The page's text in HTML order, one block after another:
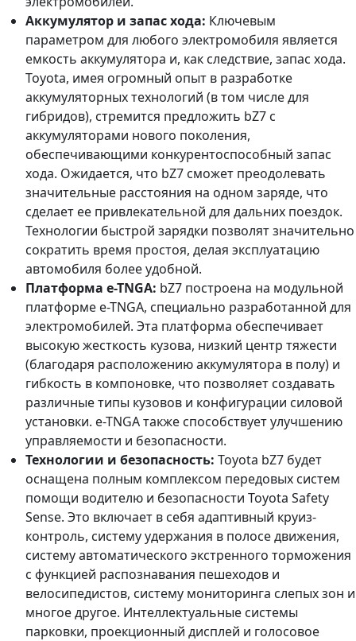
Аккумулятор и запас хода: Ключевым
параметром для любого электромобиля является
емкость аккумулятора и, как следствие, запас хода.
Toyota, имея огромный опыт в разработке
аккумуляторных технологий (в том числе для
гибридов), стремится предложить bZ7 с
аккумуляторами нового поколения,
обеспечивающими конкурентоспособный запас
хода. Ожидается, что bZ7 сможет преодолевать
значительные расстояния на одном заряде, что
сделает ее привлекательной для дальних поездок.
Технологии быстрой зарядки позволят значительно
сократить время простоя, делая эксплуатацию
автомобиля более удобной.
Платформа e-TNGA: bZ7 построена на модульной
платформе e-TNGA, специально разработанной для
электромобилей. Эта платформа обеспечивает
высокую жесткость кузова, низкий центр тяжести
(благодаря расположению аккумулятора в полу) и
гибкость в компоновке, что позволяет создавать
различные типы кузовов и конфигурации силовой
установки. e-TNGA также способствует улучшению
управляемости и безопасности.
Технологии и безопасность: Toyota bZ7 будет
оснащена полным комплексом передовых систем
помощи водителю и безопасности Toyota Safety
Sense. Это включает в себя адаптивный круиз-
контроль, систему удержания в полосе движения,
систему автоматического экстренного торможения
с функцией распознавания пешеходов и
велосипедистов, систему мониторинга слепых зон и
многое другое. Интеллектуальные системы
парковки, проекционный дисплей и голосовое